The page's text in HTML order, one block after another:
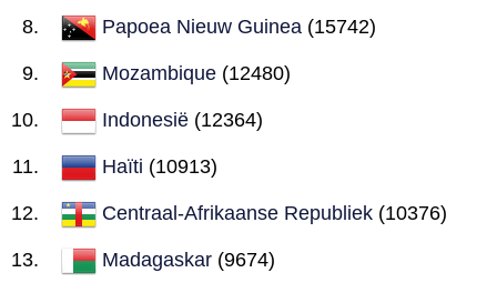
Papoea Nieuw Guinea (15742)
Mozambique (12480)
Indonesië (12364)
Haïti (10913)
Centraal-Afrikaanse Republiek (10376)
Madagaskar (9674)